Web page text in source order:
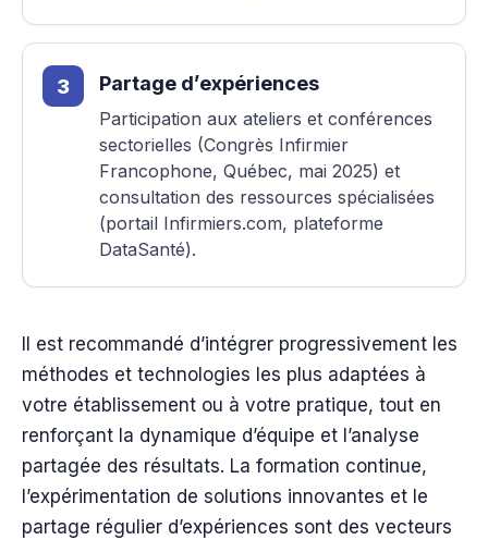
Partage d’expériences
Participation aux ateliers et conférences
sectorielles (Congrès Infirmier
Francophone, Québec, mai 2025) et
consultation des ressources spécialisées
(portail Infirmiers.com, plateforme
DataSanté).
Il est recommandé d’intégrer progressivement les
méthodes et technologies les plus adaptées à
votre établissement ou à votre pratique, tout en
renforçant la dynamique d’équipe et l’analyse
partagée des résultats. La formation continue,
l’expérimentation de solutions innovantes et le
partage régulier d’expériences sont des vecteurs